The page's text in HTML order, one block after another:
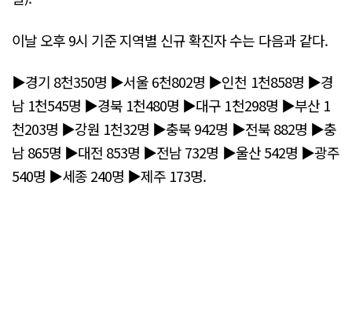
이날 오후 9시 기준 지역별 신규 확진자 수는 다음과 같다.
▶경기 8천350명 ▶서울 6천802명 ▶인천 1천858명 ▶경
남 1천545명 ▶경북 1천480명 ▶대구 1천298명 ▶부산 1
천203명 ▶강원 1천32명 ▶충북 942명 ▶전북 882명 ▶충
남 865명 ▶대전 853명 ▶전남 732명 ▶울산 542명 ▶광주
540명 ▶세종 240명 ▶제주 173명.